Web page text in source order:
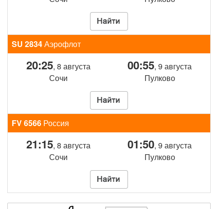
SU 2834Аэрофлот
20:25, 8 августа
Сочи
00:55, 9 августа
Пулково
FV 6566 Россия
21:15, 8 августа
Сочи
01:50, 9 августа
Пулково